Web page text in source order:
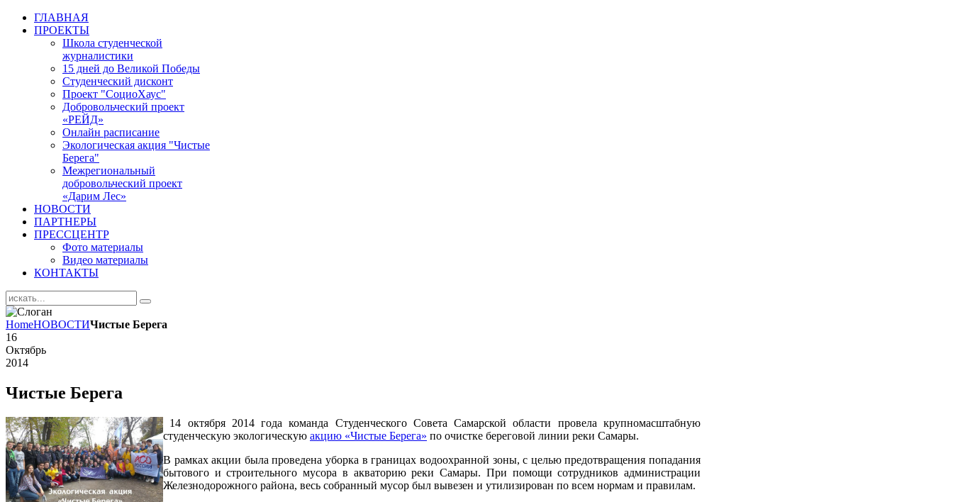
ГЛАВНАЯ
ПРОЕКТЫ
Школа студенческой
журналистики
15 дней до Великой Победы
Студенческий дисконт
Проект "СоциоХаус"
Добровольческий проект
«РЕЙД»
Онлайн расписание
Экологическая акция "Чистые
Берега"
Межрегиональный
добровольческий проект
«Дарим Лес»
НОВОСТИ
ПАРТНЕРЫ
ПРЕССЦЕНТР
Фото материалы
Видео материалы
КОНТАКТЫ
HomeНОВОСТИЧистые Берега
16
Октябрь
2014
Чистые Берега
14 октября 2014 года команда Студенческого Совета Самарской области провела крупномасштабную
студенческую экологическую акцию «Чистые Берега» по очистке береговой линии реки Самары.
В рамках акции была проведена уборка в границах водоохранной зоны, с целью предотвращения попадания
бытового и строительного мусора в акваторию реки Самары. При помощи сотрудников администрации
Железнодорожного района, весь собранный мусор был вывезен и утилизирован по всем нормам и правилам.